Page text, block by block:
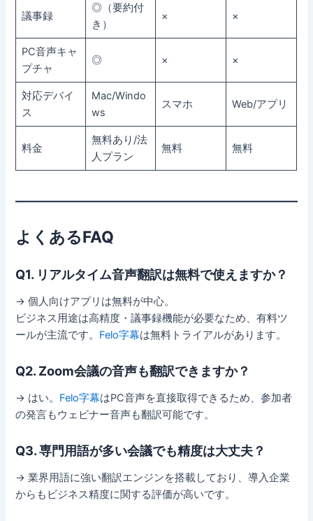
議事録
◎（要約付
き）
× ×
PC音声キャ
プチャ
◎ × ×
対応デバイ
ス
Mac/Windo
ws
スマホ Web/アプリ
料金
無料あり/法
人プラン
無料 無料
よくあるFAQ
Q1. リアルタイム音声翻訳は無料で使えますか？
→ 個人向けアプリは無料が中心。
ビジネス用途は高精度・議事録機能が必要なため、有料ツ
ールが主流です。 Felo字幕は無料トライアルがあります。
Q2. Zoom会議の音声も翻訳できますか？
→ はい。 Felo字幕はPC音声を直接取得できるため、参加者
の発言もウェビナー音声も翻訳可能です。
Q3. 専門用語が多い会議でも精度は大丈夫？
→ 業界用語に強い翻訳エンジンを搭載しており、導入企業
からもビジネス精度に関する評価が高いです。